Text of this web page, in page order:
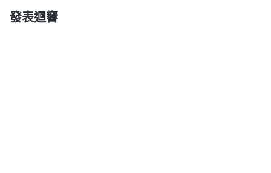
了得賞賜、得冠冕，這在每個人心裏是不是都有？在
每個人心裏都有，這是事實。儘管人不常把它挂在嘴
發表迴響